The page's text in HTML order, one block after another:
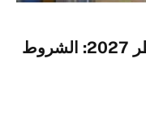
السفر إلى إسبانيا في عيد الفطر 2027: الشروط